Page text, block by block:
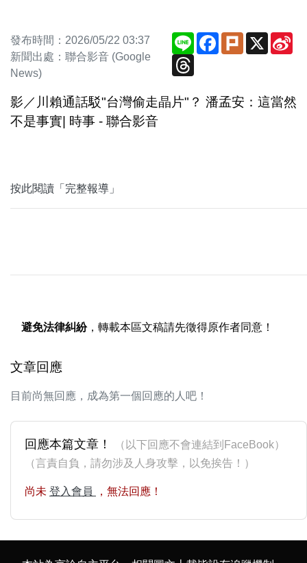
發布時間：2026/05/22 03:37
新聞出處：聯合影音 (Google
News)
Line Facebook
Plurk X
影／川賴通話駁"台灣偷走晶片"？ 潘孟安：這當然
不是事實| 時事 - 聯合影音
按此閱讀「完整報導」
避免法律糾紛，轉載本區文稿請先徵得原作者同意！
文章回應
目前尚無回應，成為第一個回應的人吧！
回應本篇文章！
（以下回應不會連結到FaceBook）
（言責自負，請勿涉及人身攻擊，以免挨告！）
尚未 登入會員 ，無法回應！